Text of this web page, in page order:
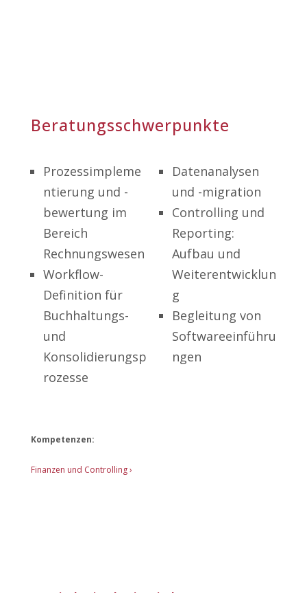
Beratungsschwerpunkte
Prozessimpleme
ntierung und -
bewertung im
Bereich
Rechnungswesen
Workflow-
Definition für
Buchhaltungs-
und
Konsolidierungsp
rozesse
Datenanalysen
und -migration
Controlling und
Reporting:
Aufbau und
Weiterentwicklun
g
Begleitung von
Softwareeinführu
ngen
Kompetenzen:
Finanzen und Controlling ›